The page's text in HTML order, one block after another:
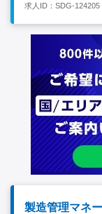
料等）の変更や
測定（含水率、
生物検査や保存
理、報告書・技
へのスケールア
品質保証部門と
応 - BtoB顧客（
問い合わせ対応
びサンプル作成 【必須条件】 ・四年制大学卒業以上 ・英語：日
常会話レベル以
方 【歓迎要件】 ・発酵食品や製パンなどの開発経験 ・マネジメ
ント経験
求人ID：SDG-124205
製造管理マネ